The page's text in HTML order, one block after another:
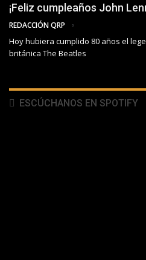
¡Feliz cumpleaños John
REDACCIÓN QRP
Hoy hubiera cumplido 80 años el
británica The Beatles
ESCÚCHANOS EN SPOTIFY